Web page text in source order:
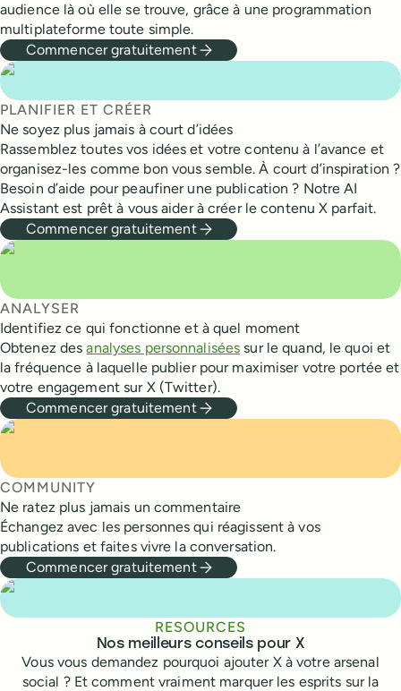
audience là où elle se trouve, grâce à une programmation
multiplateforme toute simple.
Commencer gratuitement
PLANIFIER ET CRÉER
Ne soyez plus jamais à court d’idées
Rassemblez toutes vos idées et votre contenu à l’avance et
organisez-les comme bon vous semble. À court d’inspiration ?
Besoin d’aide pour peaufiner une publication ? Notre AI
Assistant est prêt à vous aider à créer le contenu X parfait.
Commencer gratuitement
ANALYSER
Identifiez ce qui fonctionne et à quel moment
Obtenez desanalyses personnalisées sur le quand, le quoi et
la fréquence à laquelle publier pour maximiser votre portée et
votre engagement sur X (Twitter).
Commencer gratuitement
COMMUNITY
Ne ratez plus jamais un commentaire
Échangez avec les personnes qui réagissent à vos
publications et faites vivre la conversation.
Commencer gratuitement
RESOURCES
Nos meilleurs conseils pour X
Vous vous demandez pourquoi ajouter X à votre arsenal
social ? Et comment vraiment marquer les esprits sur la